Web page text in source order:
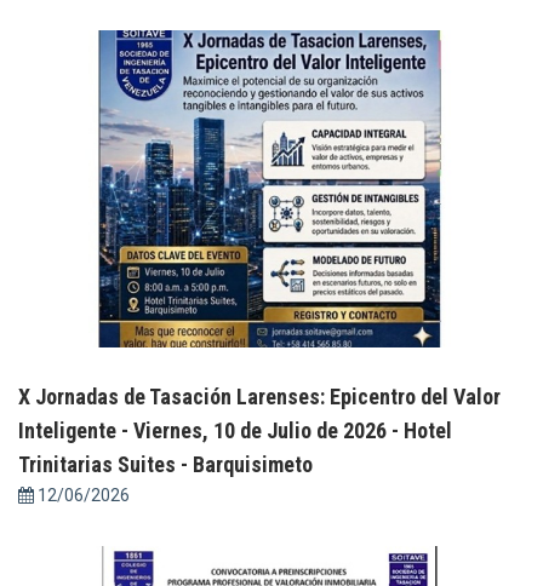
X Jornadas de Tasación Larenses: Epicentro del Valor
Inteligente - Viernes, 10 de Julio de 2026 - Hotel
Trinitarias Suites - Barquisimeto
12/06/2026